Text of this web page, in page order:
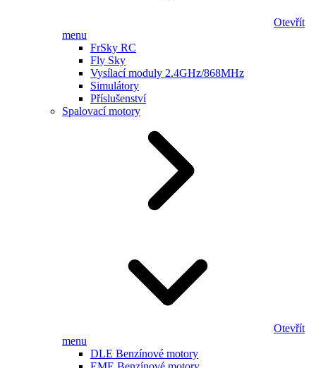
Otevřít
menu
FrSky RC
Fly Sky
Vysílací moduly 2.4GHz/868MHz
Simulátory
Příslušenství
Spalovací motory
Otevřít
menu
DLE Benzínové motory